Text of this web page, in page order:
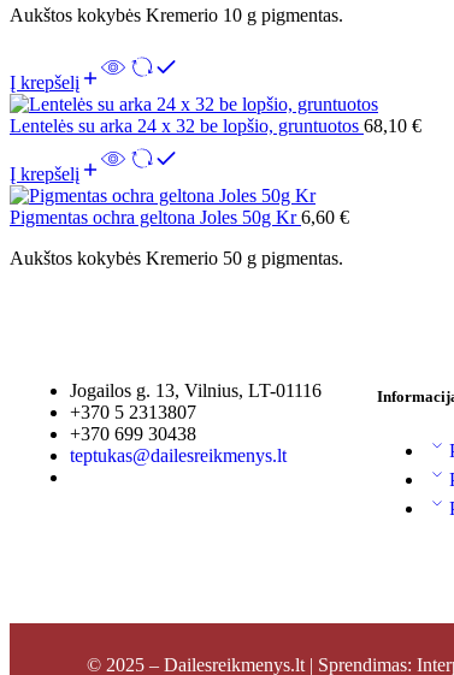
Aukštos kokybės Kremerio 10 g pigmentas.
Į krepšelį
Lentelės su arka 24 x 32 be lopšio, gruntuotos 68,10 €
Į krepšelį
Pigmentas ochra geltona Joles 50g Kr6,60 €
Aukštos kokybės Kremerio 50 g pigmentas.
Jogailos g. 13, Vilnius, LT-01116
+370 5 2313807
+370 699 30438
teptukas@dailesreikmenys.lt
© 2025 – Dailesreikmenys.lt | Sprendimas: